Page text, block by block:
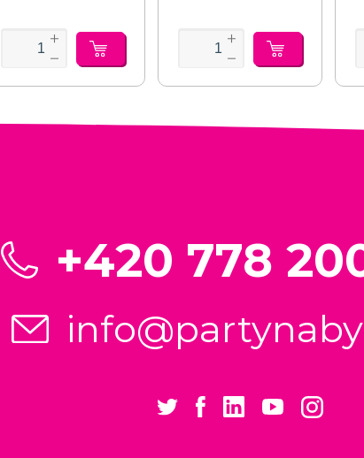
+420 778